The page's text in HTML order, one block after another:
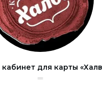
для карты